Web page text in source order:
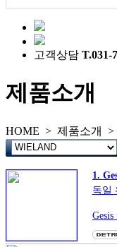
고객상담 T.031-
제품소개
HOME > 제품소개 >
1.
독일
터
조명